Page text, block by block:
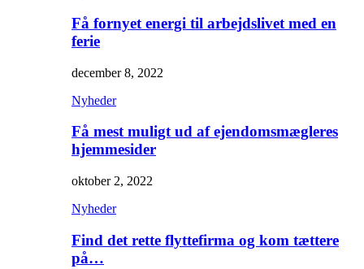
Få fornyet energi til arbejdslivet med en
ferie
december 8, 2022
Nyheder
Få mest muligt ud af ejendomsmægleres
hjemmesider
oktober 2, 2022
Nyheder
Find det rette flyttefirma og kom tættere
på…